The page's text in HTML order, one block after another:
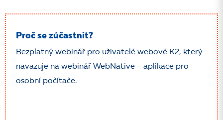
Proč se zúčastnit?
Bezplatný webinář pro uživatelé webové K2, který
navazuje na webinář WebNative – aplikace pro
osobní počítače.